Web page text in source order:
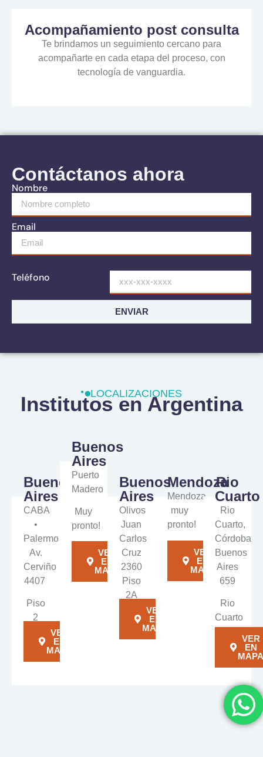
Acompañamiento post consulta
Te brindamos un seguimiento cercano para
acompañarte en cada etapa del proceso, con
tecnología de vanguardia.
Contáctanos ahora
Nombre
Email
Teléfono
ENVIAR
LOCALIZACIONES
Institutos en Argentina
Buenos
Aires
CABA
•
Palermo
Av.
Cerviño
4407
Piso
2
VER
EN
MAPA
Buenos
Aires
Puerto
Madero
Muy
pronto!
VER
EN
MAPA
Buenos
Aires
Olivos
Juan
Carlos
Cruz
2360
Piso
2A
VER
EN
MAPA
Mendoza
Mendoza
muy
pronto!
VER
EN
MAPA
Rio
Cuarto
Rio
Cuarto,
Córdoba
Buenos
Aires
659
Rio
Cuarto
VER
EN